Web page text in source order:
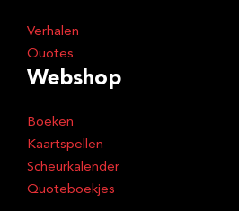
Verhalen
Quotes
Webshop
Boeken
Kaartspellen
Scheurkalender
Quoteboekjes